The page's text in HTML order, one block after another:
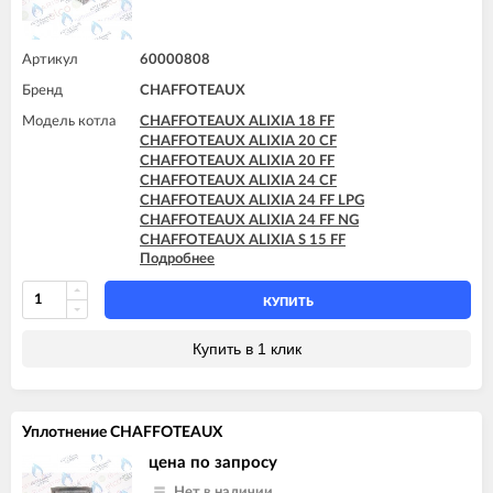
Артикул 60000808
Бренд CHAFFOTEAUX
Модель котла
CHAFFOTEAUX ALIXIA 18 FF
CHAFFOTEAUX ALIXIA 20 CF
CHAFFOTEAUX ALIXIA 20 FF
CHAFFOTEAUX ALIXIA 24 CF
CHAFFOTEAUX ALIXIA 24 FF LPG
CHAFFOTEAUX ALIXIA 24 FF NG
CHAFFOTEAUX ALIXIA S 15 FF
CHAFFOTEAUX ALIXIA S 18 FF
CHAFFOTEAUX ALIXIA S 20 CF
CHAFFOTEAUX ALIXIA S 20 FF
CHAFFOTEAUX ALIXIA S 24 CF
CHAFFOTEAUX ALIXIA S 24 FF
CHAFFOTEAUX ALIXIA SIMPLE 24 FF
CHAFFOTEAUX ALIXIA SIMPLE S 18 CF
Подробнее
КУПИТЬ
Купить в 1 клик
Уплотнение CHAFFOTEAUX
цена по запросу